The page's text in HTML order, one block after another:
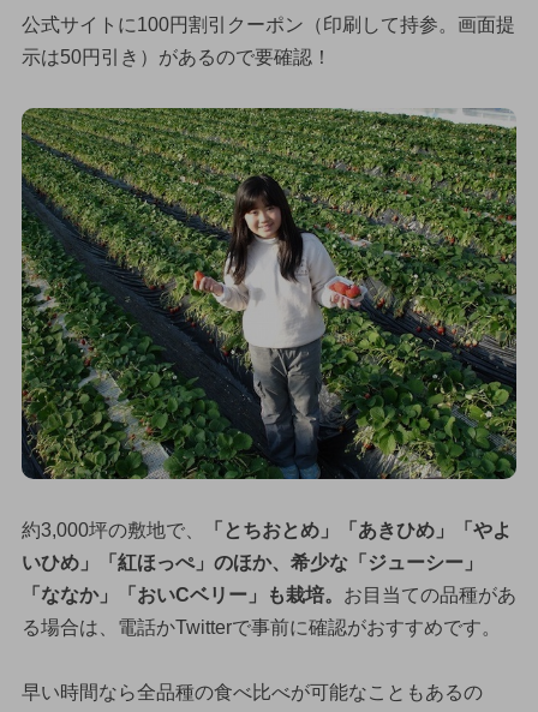
公式サイトに100円割引クーポン（印刷して持参。画面提
示は50円引き）があるので要確認！
約3,000坪の敷地で、
「とちおとめ」「あきひめ」「やよ
いひめ」「紅ほっぺ」のほか、希少な「ジューシー」
「ななか」「おいCベリー」も栽培。 お目当ての品種があ
る場合は、電話かTwitterで事前に確認がおすすめです。
早い時間なら全品種の食べ比べが可能なこともあるの